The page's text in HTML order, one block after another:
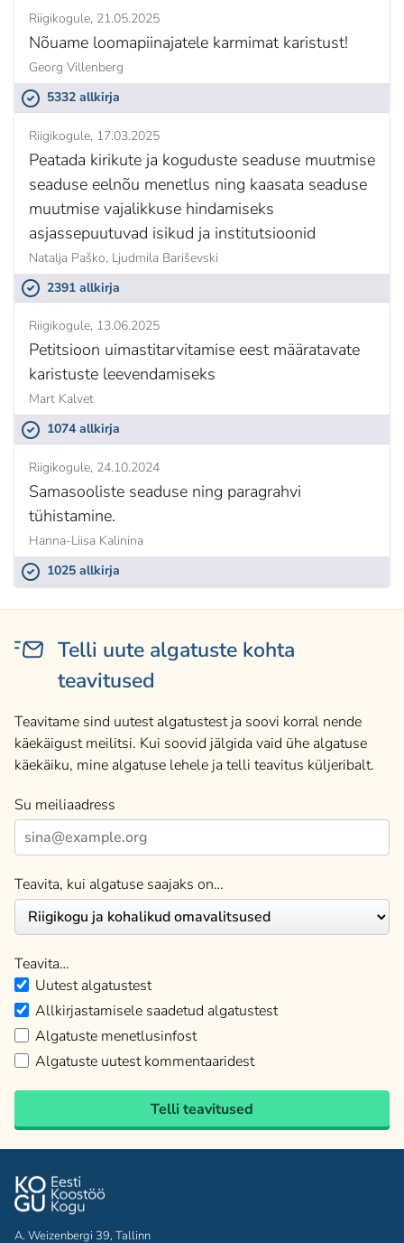
Riigikogule 21.05.2025
Nõuame loomapiinajatele karmimat karistust!
Georg Villenberg
5332 allkirja
Riigikogule 17.03.2025
Peatada kirikute ja koguduste seaduse muutmise
seaduse eelnõu menetlus ning kaasata seaduse
muutmise vajalikkuse hindamiseks
asjassepuutuvad isikud ja institutsioonid
Natalja Paško, Ljudmila Bariševski
2391 allkirja
Riigikogule 13.06.2025
Petitsioon uimastitarvitamise eest määratavate
karistuste leevendamiseks
Mart Kalvet
1074 allkirja
Riigikogule 24.10.2024
Samasooliste seaduse ning paragrahvi
tühistamine.
Hanna-Liisa Kalinina
1025 allkirja
Telli uute algatuste kohta
teavitused
Teavitame sind uutest algatustest ja soovi korral nende
käekäigust meilitsi. Kui soovid jälgida vaid ühe algatuse
käekäiku, mine algatuse lehele ja telli teavitus küljeribalt.
Su meiliaadress
Teavita, kui algatuse saajaks on…
Teavita…
Uutest algatustest
Allkirjastamisele saadetud algatustest
Algatuste menetlusinfost
Algatuste uutest kommentaaridest
Telli teavitused
A. Weizenbergi 39, Tallinn